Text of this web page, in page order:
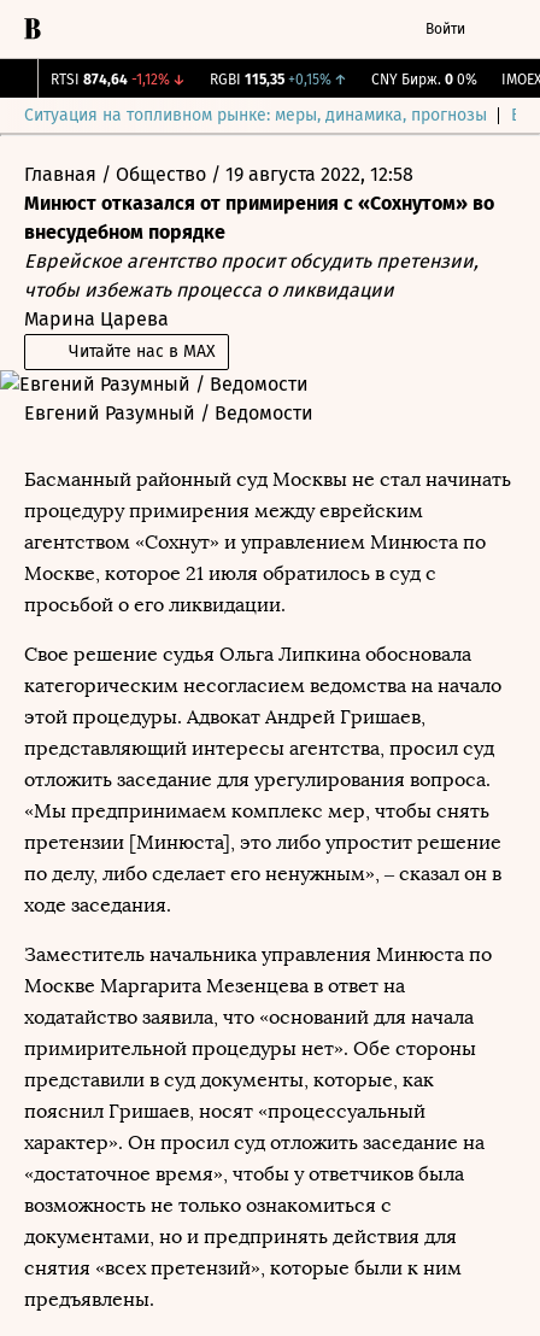
Войти
RTSI 874,64 -1,12% ↓ RGBI 115,35 +0,15% ↑ CNY Бирж. 0 0% IMOEX
Ситуация на топливном рынке: меры, динамика, прогнозы
Главная / Общество / 19 августа 2022, 12:58
Минюст отказался от примирения с «Сохнутом» во
внесудебном порядке
Еврейское агентство просит обсудить претензии,
чтобы избежать процесса о ликвидации
Марина Царева
Читайте нас в MAX
Евгений Разумный / Ведомости
Басманный районный суд Москвы не стал начинать
процедуру примирения между еврейским
агентством «Сохнут» и управлением Минюста по
Москве, которое 21 июля обратилось в суд с
просьбой о его ликвидации.
Свое решение судья Ольга Липкина обосновала
категорическим несогласием ведомства на начало
этой процедуры. Адвокат Андрей Гришаев,
представляющий интересы агентства, просил суд
отложить заседание для урегулирования вопроса.
«Мы предпринимаем комплекс мер, чтобы снять
претензии [Минюста], это либо упростит решение
по делу, либо сделает его ненужным», – сказал он в
ходе заседания.
Заместитель начальника управления Минюста по
Москве Маргарита Мезенцева в ответ на
ходатайство заявила, что «оснований для начала
примирительной процедуры нет». Обе стороны
представили в суд документы, которые, как
пояснил Гришаев, носят «процессуальный
характер». Он просил суд отложить заседание на
«достаточное время», чтобы у ответчиков была
возможность не только ознакомиться с
документами, но и предпринять действия для
снятия «всех претензий», которые были к ним
предъявлены.